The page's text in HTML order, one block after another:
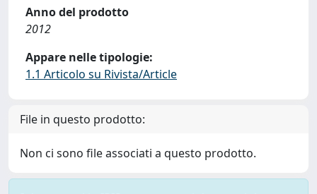
Anno del prodotto
2012
Appare nelle tipologie:
1.1 Articolo su Rivista/Article
File in questo prodotto:
Non ci sono file associati a questo prodotto.